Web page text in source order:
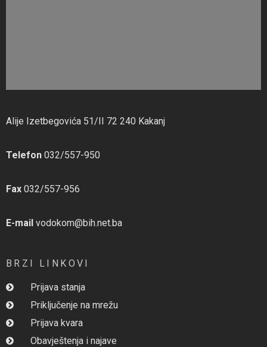
Alije Izetbegovića 51/II 72 240 Kakanj
Telefon 032/557-950
Fax 032/557-956
E-mail vodokom@bih.net.ba
BRZI LINKOVI
Prijava stanja
Priključenje na mrežu
Prijava kvara
Obavještenja i najave